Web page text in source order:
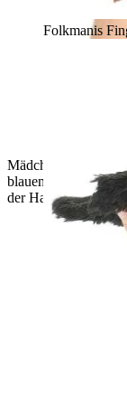
Mädchen hält
blauem Gefieder,
der Hand.
Folkmanis